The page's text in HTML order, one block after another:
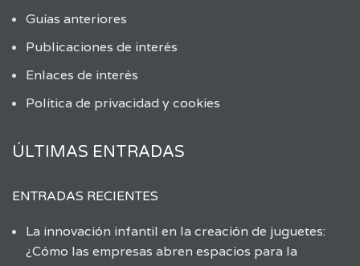
Guías anteriores
Publicaciones de interés
Enlaces de interés
Política de privacidad y cookies
ÚLTIMAS ENTRADAS
ENTRADAS RECIENTES
La innovación infantil en la creación de juguetes:
¿Cómo las empresas abren espacios para la